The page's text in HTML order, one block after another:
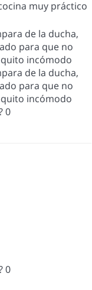
muy práctico
de la ducha,
para que no
incómodo
de la ducha,
para que no
incómodo
0
0